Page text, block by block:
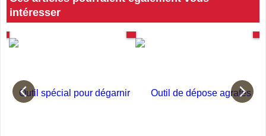
Ces articles pourraient également vous
intéresser